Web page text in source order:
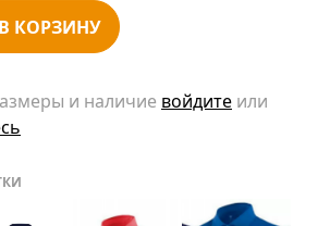
КОРЗИНУ
и наличие войдите или